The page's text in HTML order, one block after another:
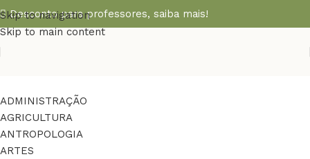
Skip to navigation
Skip to main content
Desconto para professores, saiba mais!
ADMINISTRAÇÃO
AGRICULTURA
ANTROPOLOGIA
ARTES